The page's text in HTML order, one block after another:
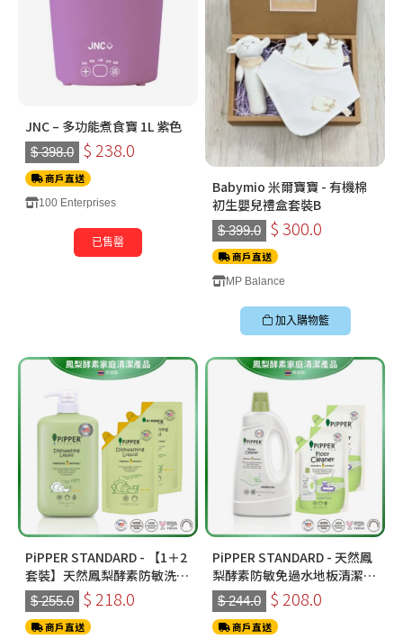
JNC – 多功能煮食寶 1L 紫色
$ 398.0 $ 238.0
商戶直送
100 Enterprises
已售罄
Babymio 米爾寶寶 - 有機棉
初生嬰兒禮盒套裝B
$ 399.0 $ 300.0
商戶直送
MP Balance
加入購物籃
PiPPER STANDARD - 【1＋2
套裝】天然鳳梨酵素防敏洗潔
精 900ml+補充裝750ml *2｜
柑橘味｜嬰兒寵物適用
$ 255.0 $ 218.0
商戶直送
PiPPER STANDARD - 天然鳳
梨酵素防敏免過水地板清潔液
800ml +補充裝700ml【2件
裝】｜薰衣草味｜嬰兒寵物適
用
$ 244.0 $ 208.0
商戶直送